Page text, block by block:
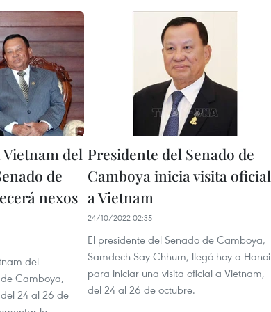
del
de
nexos
del
Camboya,
24 al 26 de
Presidente del Senado de
Camboya inicia visita oficial
a Vietnam
24/10/2022 02:35
El presidente del Senado de Camboya,
Samdech Say Chhum, llegó hoy a Hanoi
para iniciar una visita oficial a Vietnam,
del 24 al 26 de octubre.